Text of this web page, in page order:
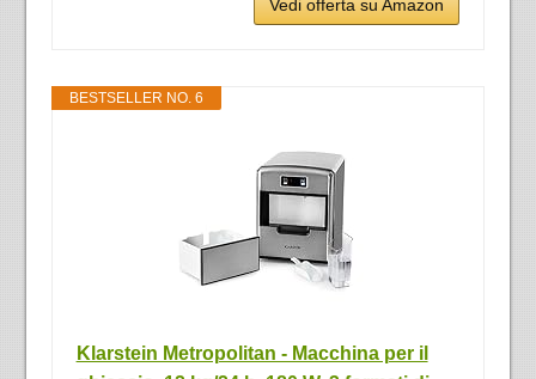
Vedi offerta su Amazon
BESTSELLER NO. 6
Klarstein Metropolitan - Macchina per il